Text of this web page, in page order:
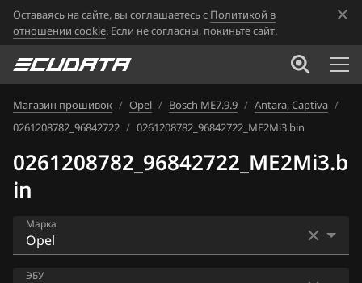
Оставаясь на сайте, вы соглашаетесь с Политикой в
отношении cookie. Если не согласны, покиньте сайт.
Магазин прошивок / Opel / Bosch ME7.9.9 / Antara, Captiva /
0261208782_96842722 / 0261208782_96842722_ME2Mi3.bin
0261208782_96842722_ME2Mi3.b
in
Марка
Acura
ЭБУ